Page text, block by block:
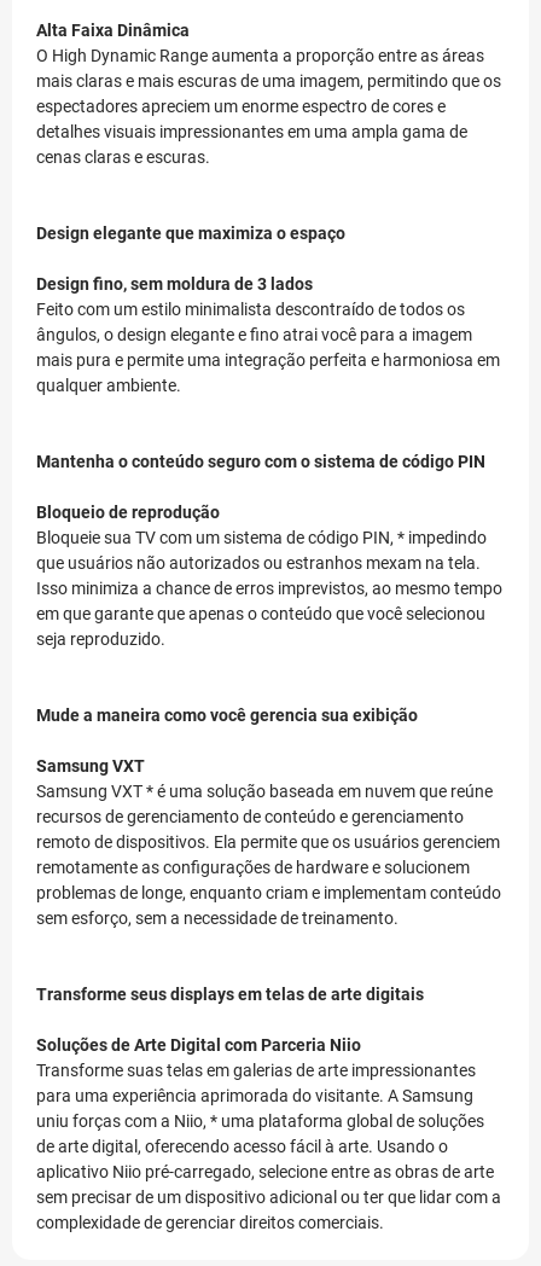
Alta Faixa Dinâmica
O High Dynamic Range aumenta a proporção entre as áreas
mais claras e mais escuras de uma imagem, permitindo que os
espectadores apreciem um enorme espectro de cores e
detalhes visuais impressionantes em uma ampla gama de
cenas claras e escuras.
Design elegante que maximiza o espaço
Design fino, sem moldura de 3 lados
Feito com um estilo minimalista descontraído de todos os
ângulos, o design elegante e fino atrai você para a imagem
mais pura e permite uma integração perfeita e harmoniosa em
qualquer ambiente.
Mantenha o conteúdo seguro com o sistema de código PIN
Bloqueio de reprodução
Bloqueie sua TV com um sistema de código PIN, * impedindo
que usuários não autorizados ou estranhos mexam na tela.
Isso minimiza a chance de erros imprevistos, ao mesmo tempo
em que garante que apenas o conteúdo que você selecionou
seja reproduzido.
Mude a maneira como você gerencia sua exibição
Samsung VXT
Samsung VXT * é uma solução baseada em nuvem que reúne
recursos de gerenciamento de conteúdo e gerenciamento
remoto de dispositivos. Ela permite que os usuários gerenciem
remotamente as configurações de hardware e solucionem
problemas de longe, enquanto criam e implementam conteúdo
sem esforço, sem a necessidade de treinamento.
Transforme seus displays em telas de arte digitais
Soluções de Arte Digital com Parceria Niio
Transforme suas telas em galerias de arte impressionantes
para uma experiência aprimorada do visitante. A Samsung
uniu forças com a Niio, * uma plataforma global de soluções
de arte digital, oferecendo acesso fácil à arte. Usando o
aplicativo Niio pré-carregado, selecione entre as obras de arte
sem precisar de um dispositivo adicional ou ter que lidar com a
complexidade de gerenciar direitos comerciais.